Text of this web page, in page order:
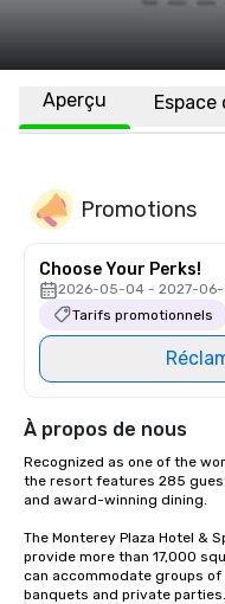
Aperçu Espace
Promotions
Choose Your Perks!
2026-05-04 - 2027-
Tarifs promotionnels
À propos de nous
Recognized as one of the
the resort features 285
and award-winning dining.
The Monterey Plaza Hotel &
provide more than 17,000
can accommodate groups
banquets and private